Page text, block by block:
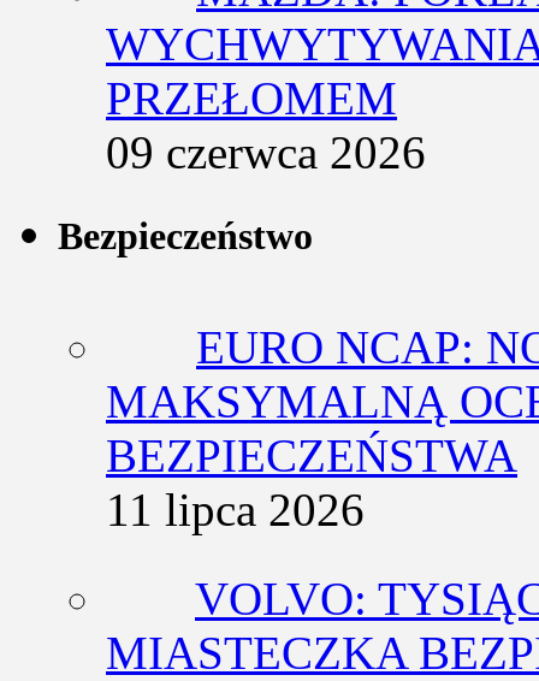
PRZEŁOMEM
09 czerwca 2026
Bezpieczeństwo
EURO NCAP:
MAKSYMALNĄ
BEZPIECZEŃSTWA
11 lipca 2026
VOLVO:
MIASTECZKA